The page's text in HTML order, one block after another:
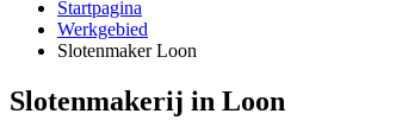
Startpagina
Werkgebied
Slotenmaker Loon
Slotenmakerij in Loon